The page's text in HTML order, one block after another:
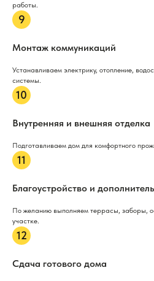
работы.
Монтаж коммуникаций
Устанавливаем электрику, отопление,
системы.
Внутренняя и внешняя отделка
Подготавливаем дом для комфортного
Благоустройство и
По желанию выполняем террасы, заборы,
участке.
Сдача готового дома